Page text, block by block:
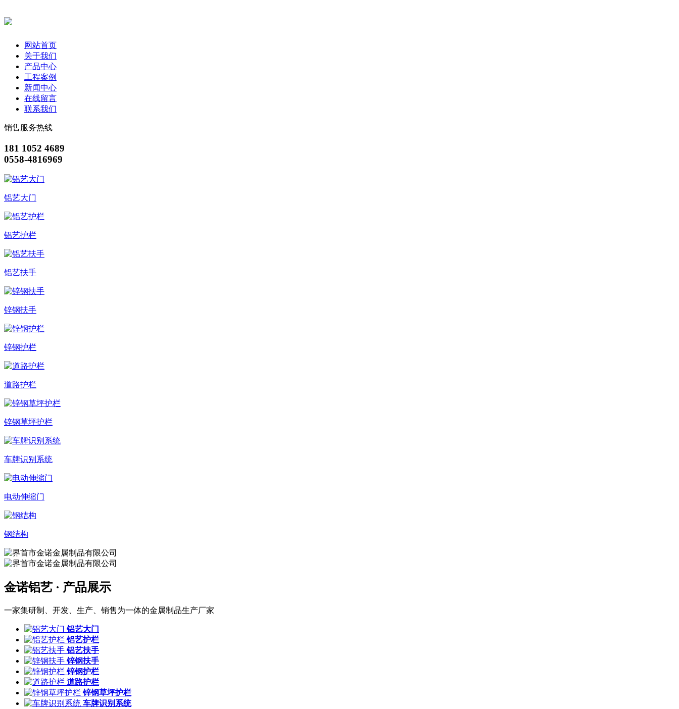
网站首页
关于我们
产品中心
工程案例
新闻中心
在线留言
联系我们
销售服务热线
181 1052 4689
0558-4816969
铝艺大门
铝艺护栏
铝艺扶手
锌钢扶手
锌钢护栏
道路护栏
锌钢草坪护栏
车牌识别系统
电动伸缩门
钢结构
金诺铝艺 · 产品展示
一家集研制、开发、生产、销售为一体的金属制品生产厂家
铝艺大门
铝艺护栏
铝艺扶手
锌钢扶手
锌钢护栏
道路护栏
锌钢草坪护栏
车牌识别系统